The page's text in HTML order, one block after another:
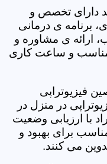
دارای تخصص و
برنامه ی درمانی
ی مشاوره و
مناسب و ساعت کاری
فیزیوتراپی
در منزل در
با ارزیابی وضعیت
برای بهبود و
می کنند.